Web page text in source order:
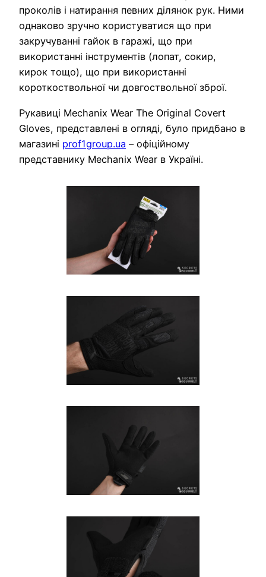
проколів і натирання певних ділянок рук. Ними
однаково зручно користуватися що при
закручуванні гайок в гаражі, що при
використанні інструментів (лопат, сокир,
кирок тощо), що при використанні
короткоствольної чи довгоствольної зброї.
Рукавиці Mechanix Wear The Original Covert
Gloves, представлені в огляді, було придбано в
магазині prof1group.ua – офіційному
представнику Mechanix Wear в Україні.